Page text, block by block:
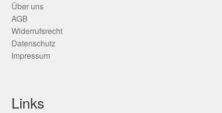
Über uns
AGB
Widerrufsrecht
Datenschutz
Impressum
Links